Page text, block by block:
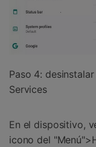
Paso 4:
Services
En el dispositivo,
icono del